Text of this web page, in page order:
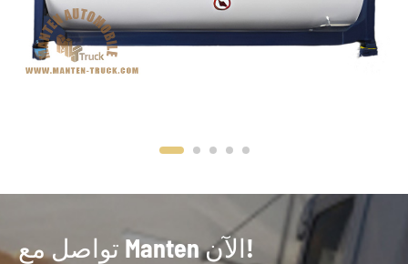
تواصل مع Manten الآن!